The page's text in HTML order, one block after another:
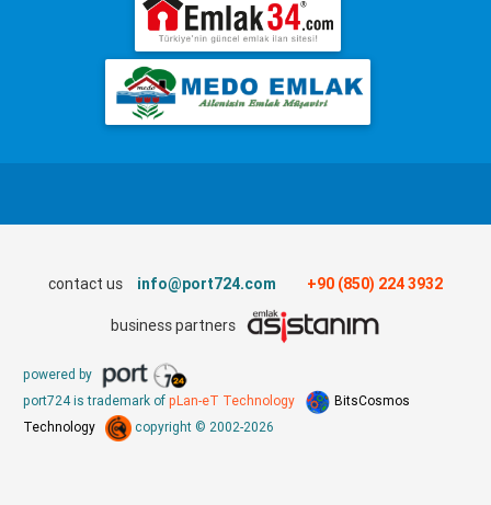
contact us info@port724.com +90 (850) 224 3932
business partners
powered by
port724 is trademark of pLan-eT Technology
BitsCosmos
Technology
copyright © 2002-2026